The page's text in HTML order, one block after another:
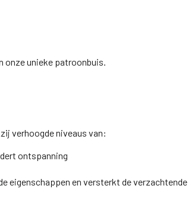
onze unieke patroonbuis.
verhoogde niveaus van:
ontspanning
eigenschappen en versterkt de verzachtende